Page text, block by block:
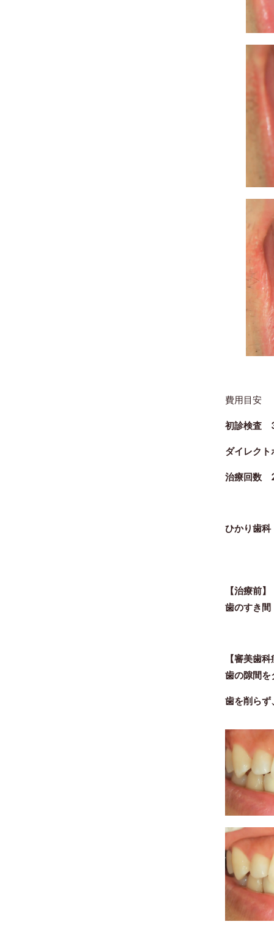
費用目安
初診検査
ダイレク
治療回数
ひかり歯
【治療前】
歯のすき間
【審美歯
歯の隙間を
歯を削らず